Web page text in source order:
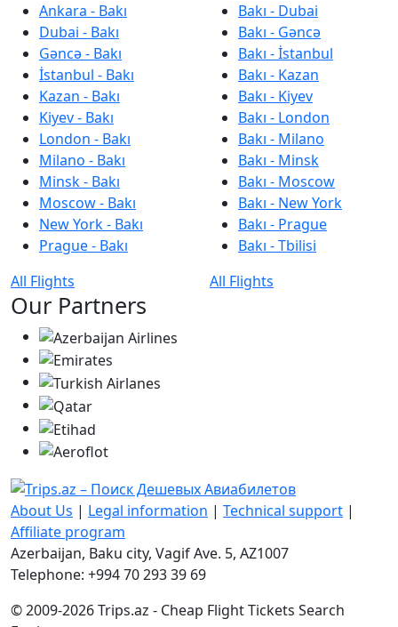
Ankara - Bakı
Dubai - Bakı
Gəncə - Bakı
İstanbul - Bakı
Kazan - Bakı
Kiyev - Bakı
London - Bakı
Milano - Bakı
Minsk - Bakı
Moscow - Bakı
New York - Bakı
Prague - Bakı
All Flights
Bakı - Dubai
Bakı - Gəncə
Bakı - İstanbul
Bakı - Kazan
Bakı - Kiyev
Bakı - London
Bakı - Milano
Bakı - Minsk
Bakı - Moscow
Bakı - New York
Bakı - Prague
Bakı - Tbilisi
All Flights
Our Partners
About Us | Legal information | Technical support |
Affiliate program
Azerbaijan, Baku city, Vagif Ave. 5, AZ1007
Telephone: +994 70 293 39 69
© 2009-2026 Trips.az - Cheap Flight Tickets Search